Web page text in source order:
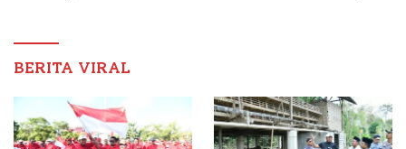
Nabil
BERITA VIRAL